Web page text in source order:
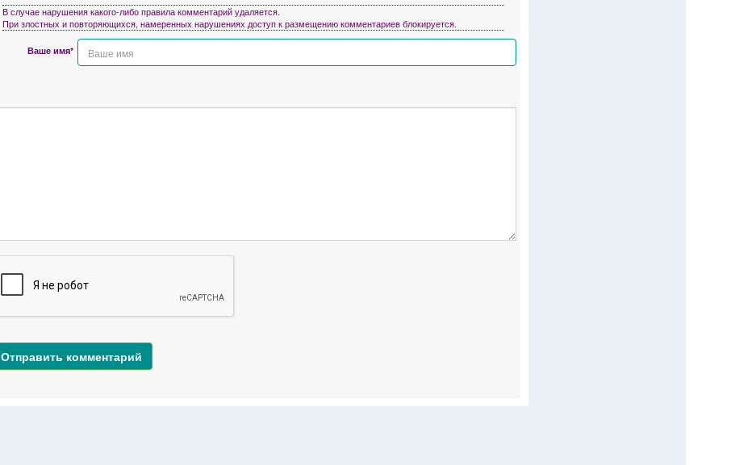
В случае нарушения какого-либо правила комментарий удаляется.
При злостных и повторяющихся, намеренных нарушениях доступ к размещению комментариев блокируется.
Ваше имя*
Отправить комментарий